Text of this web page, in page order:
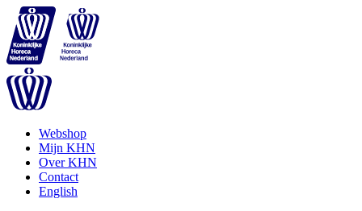
Webshop
Mijn KHN
Over KHN
Contact
English